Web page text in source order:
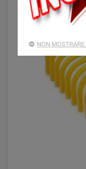
NON MOSTRARE